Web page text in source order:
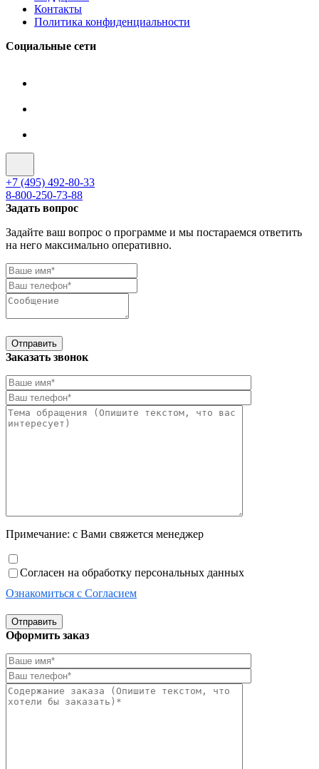
Контакты
Политика конфиденциальности
Социальные сети
+7 (495) 492-80-33
8-800-250-73-88
Задать вопрос
Задайте ваш вопрос о программе и мы постараемся ответить
на него максимально оперативно.
Отправить
Заказать звонок
Примечание: с Вами свяжется менеджер
Согласен на обработку персональных данных
Ознакомиться с Согласием
Отправить
Оформить заказ